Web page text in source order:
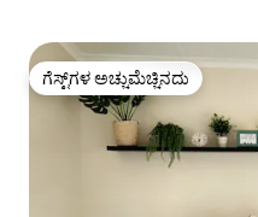
ಗೆಸ್ಟ್‌ಗಳ ಅಚ್ಚುಮೆಚ್ಚಿನದು
ಗೆಸ್ಟ್‌ಗಳ ಅಚ್ಚುಮೆಚ್ಚಿನದು